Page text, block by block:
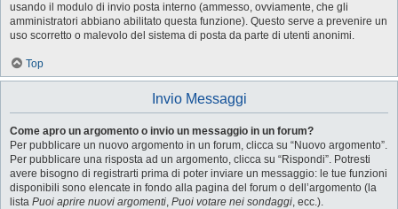
usando il modulo di invio posta interno (ammesso, ovviamente, che gli
amministratori abbiano abilitato questa funzione). Questo serve a prevenire un
uso scorretto o malevolo del sistema di posta da parte di utenti anonimi.
Top
Invio Messaggi
Come apro un argomento o invio un messaggio in un forum?
Per pubblicare un nuovo argomento in un forum, clicca su “Nuovo argomento”.
Per pubblicare una risposta ad un argomento, clicca su “Rispondi”. Potresti
avere bisogno di registrarti prima di poter inviare un messaggio: le tue funzioni
disponibili sono elencate in fondo alla pagina del forum o dell’argomento (la
lista Puoi aprire nuovi argomenti, Puoi votare nei sondaggi, ecc.).